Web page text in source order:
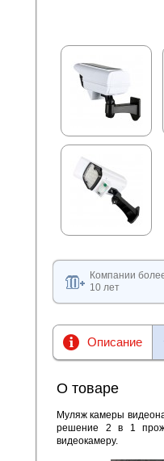
Компании
10 лет
Описание
О товаре
Муляж камеры
решение 2 в 1
видеокамеру.